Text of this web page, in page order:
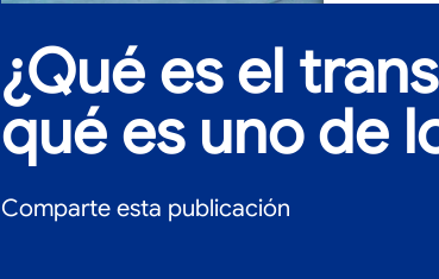
¿Qué es el
qué es uno de
Comparte esta publicación